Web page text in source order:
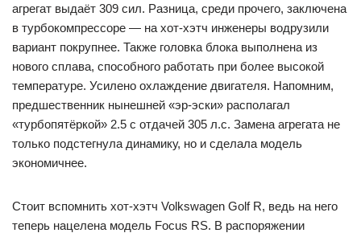
агрегат выдаёт 309 сил. Разница, среди прочего, заключена
в турбокомпрессоре — на хот-хэтч инженеры водрузили
вариант покрупнее. Также головка блока выполнена из
нового сплава, способного работать при более высокой
температуре. Усилено охлаждение двигателя. Напомним,
предшественник нынешней «эр-эски» располагал
«турбопятёркой» 2.5 с отдачей 305 л.с. Замена агрегата не
только подстегнула динамику, но и сделала модель
экономичнее.
Стоит вспомнить хот-хэтч Volkswagen Golf R, ведь на него
теперь нацелена модель Focus RS. В распоряжении